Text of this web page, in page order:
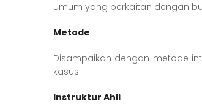
umum yang berkaitan dengan
Metode
Disampaikan dengan metode
kasus.
Instruktur Ahli